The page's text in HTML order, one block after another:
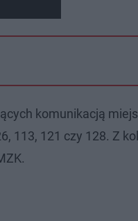
komunikacją
113, 121 czy 128. Z